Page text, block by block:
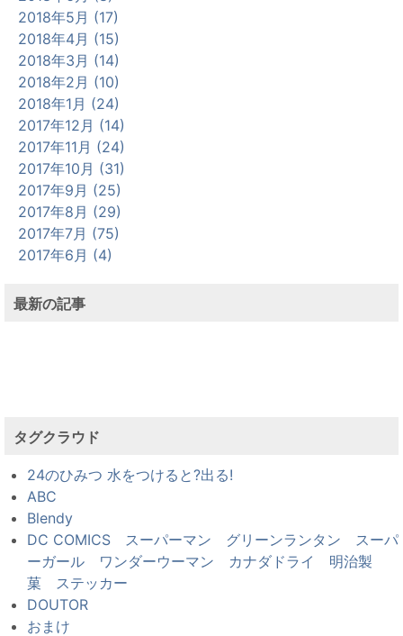
2018年5月 (17)
2018年4月 (15)
2018年3月 (14)
2018年2月 (10)
2018年1月 (24)
2017年12月 (14)
2017年11月 (24)
2017年10月 (31)
2017年9月 (25)
2017年8月 (29)
2017年7月 (75)
2017年6月 (4)
最新の記事
タグクラウド
24のひみつ 水をつけると?出る!
ABC
Blendy
DC COMICS スーパーマン グリーンランタン スーパ
ーガール ワンダーウーマン カナダドライ 明治製
菓 ステッカー
DOUTOR
おまけ